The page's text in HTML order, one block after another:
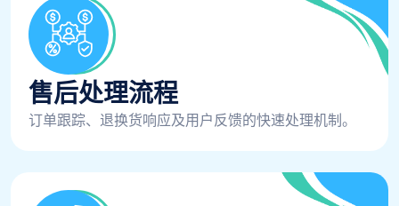
售后处理流程
订单跟踪、退换货响应及用户反馈的快速处理机制。